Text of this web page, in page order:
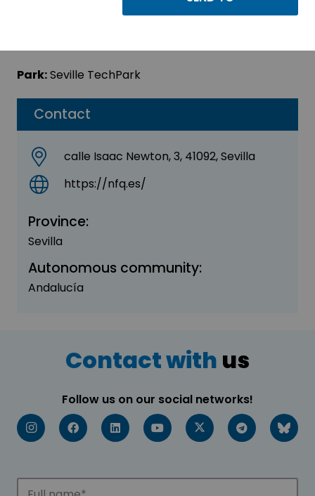
Contact
calle Isaac Newton, 3, 41092, Sevilla
https://nfq.es/
Province:
Sevilla
Autonomous community:
Andalucía
Park:Seville TechPark
Contact with us
Follow us on our social networks!